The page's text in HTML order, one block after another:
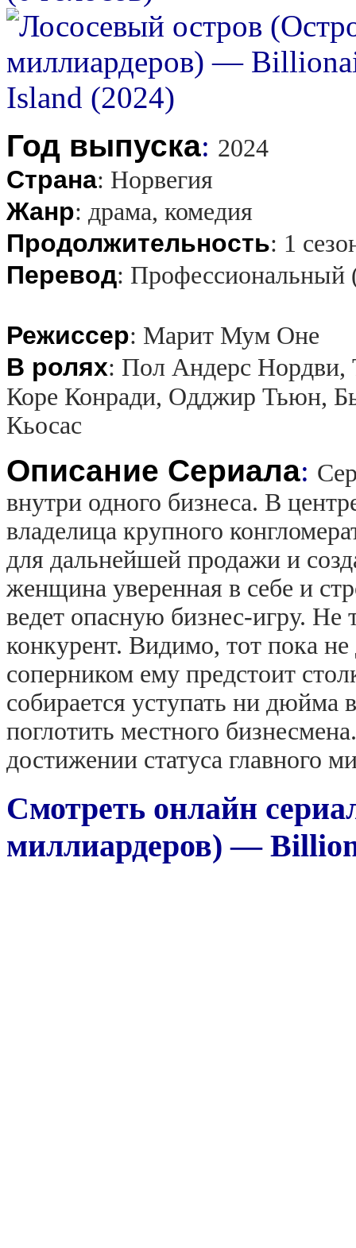
Год выпуска: 2024
Страна: Норвегия
Жанр: драма, комедия
Продолжительность: 1
Перевод: Профессиональный
Режиссер: Марит Мум Оне
В ролях: Пол Андерс Нордви,
Коре Конради, Одджир Тьюн,
Кьосас
Описание Сериала:
внутри одного бизнеса. В
владелица крупного
для дальнейшей продажи и
женщина уверенная в себе и
ведет опасную бизнес-игру.
конкурент. Видимо, тот пока
соперником ему предстоит
собирается уступать ни дюйма
поглотить местного
достижении статуса главного
Смотреть онлайн
миллиардеров) —